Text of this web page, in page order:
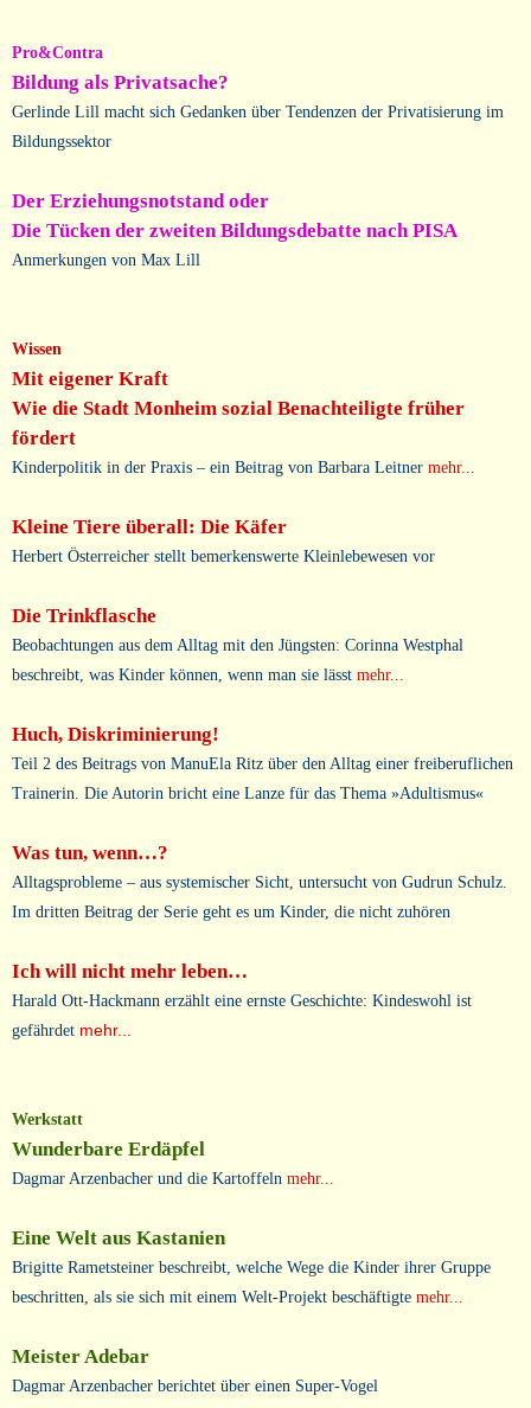
Pro&Contra
Bildung als Privatsache?
Gerlinde Lill macht sich Gedanken über Tendenzen der Privatisierung im
Bildungssektor
Der Erziehungsnotstand oder
Die Tücken der zweiten Bildungsdebatte nach PISA
Anmerkungen von Max Lill
Wissen
Mit eigener Kraft
Wie die Stadt Monheim sozial Benachteiligte früher
fördert
Kinderpolitik in der Praxis – ein Beitrag von Barbara Leitner mehr...
Kleine Tiere überall: Die Käfer
Herbert Österreicher stellt bemerkenswerte Kleinlebewesen vor
Die Trinkflasche
Beobachtungen aus dem Alltag mit den Jüngsten: Corinna Westphal
beschreibt, was Kinder können, wenn man sie lässt mehr...
Huch, Diskriminierung!
Teil 2 des Beitrags von ManuEla Ritz über den Alltag einer freiberuflichen
Trainerin. Die Autorin bricht eine Lanze für das Thema »Adultismus«
Was tun, wenn…?
Alltagsprobleme – aus systemischer Sicht, untersucht von Gudrun Schulz.
Im dritten Beitrag der Serie geht es um Kinder, die nicht zuhören
Ich will nicht mehr leben…
Harald Ott-Hackmann erzählt eine ernste Geschichte: Kindeswohl ist
gefährdet mehr...
Werkstatt
Wunderbare Erdäpfel
Dagmar Arzenbacher und die Kartoffeln mehr...
Eine Welt aus Kastanien
Brigitte Rametsteiner beschreibt, welche Wege die Kinder ihrer Gruppe
beschritten, als sie sich mit einem Welt-Projekt beschäftigte mehr...
Meister Adebar
Dagmar Arzenbacher berichtet über einen Super-Vogel